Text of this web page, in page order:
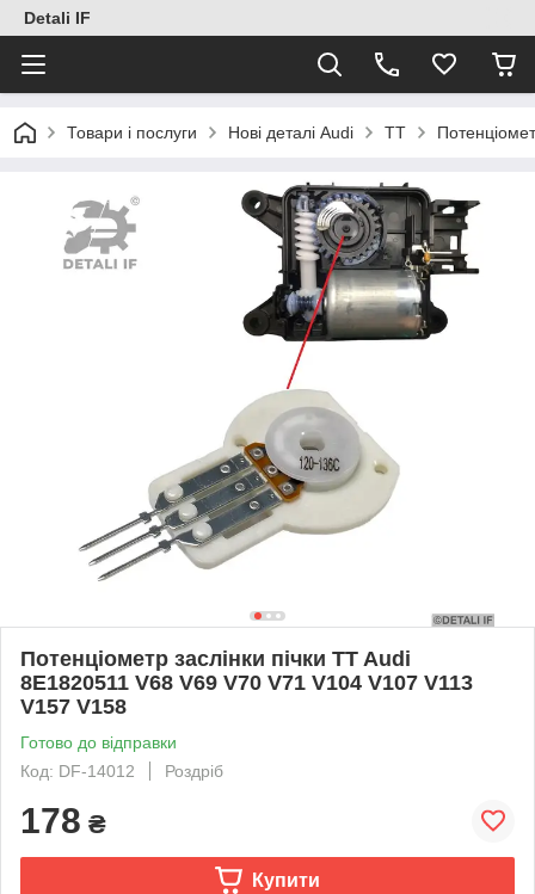
Detali IF
Товари і послуги Нові деталі Audi TT
Потенціометр заслінки пічки TT Audi
8E1820511 V68 V69 V70 V71 V104 V107 V113
V157 V158
Готово до відправки
Код: DF-14012
Роздріб
178 ₴
Купити